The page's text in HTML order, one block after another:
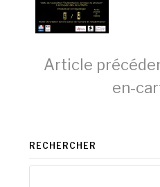
Lire
suite
Article
en-
RECHERCHER